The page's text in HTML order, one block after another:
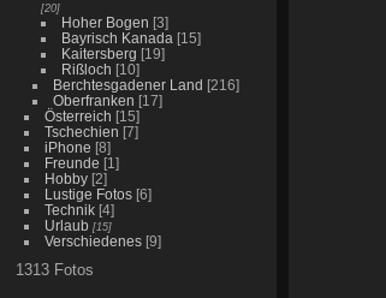
[20]
Hoher Bogen [3]
Bayrisch Kanada [15]
Kaitersberg [19]
Rißloch [10]
Berchtesgadener Land [216]
Oberfranken [17]
Österreich [15]
Tschechien [7]
iPhone [8]
Freunde [1]
Hobby[2]
Lustige Fotos[6]
Technik[4]
Urlaub[15]
Verschiedenes[9]
1313 Fotos